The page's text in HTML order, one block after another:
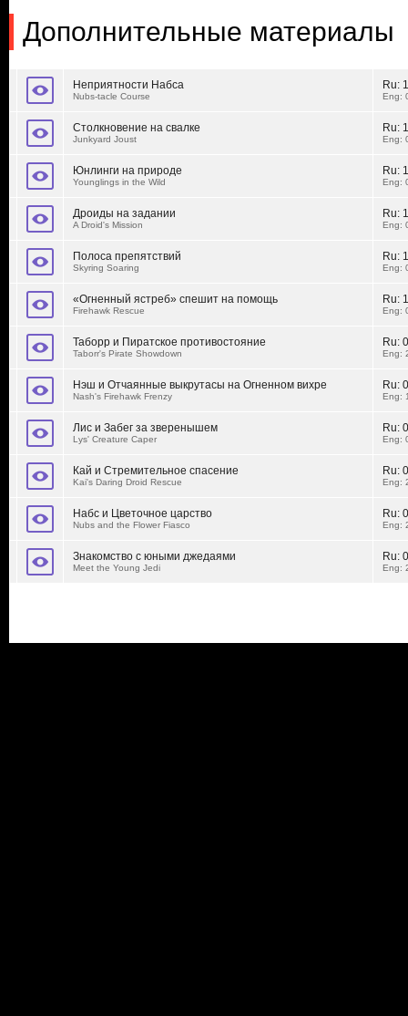
Дополнительные материалы
Неприятности Набса
Nubs-tacle Course
Ru:
Eng:
Столкновение на свалке
Junkyard Joust
Ru:
Eng:
Юнлинги на природе
Younglings in the Wild
Ru:
Eng:
Дроиды на задании
A Droid's Mission
Ru:
Eng:
Полоса препятствий
Skyring Soaring
Ru:
Eng:
«Огненный ястреб» спешит на помощь
Firehawk Rescue
Ru:
Eng:
Таборр и Пиратское противостояние
Taborr's Pirate Showdown
Ru:
Eng:
Нэш и Отчаянные выкрутасы на Огненном вихре
Nash's Firehawk Frenzy
Ru:
Eng:
Лис и Забег за зверенышем
Lys' Creature Caper
Ru:
Eng:
Кай и Стремительное спасение
Kai's Daring Droid Rescue
Ru:
Eng:
Набс и Цветочное царство
Nubs and the Flower Fiasco
Ru:
Eng:
Знакомство с юными джедаями
Meet the Young Jedi
Ru:
Eng: